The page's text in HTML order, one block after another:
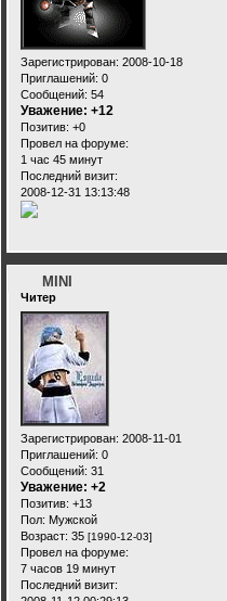
Зарегистрирован: 2008-10-18
Приглашений: 0
Сообщений: 54
Уважение: +12
Позитив: +0
Провел на форуме:
1 час 45 минут
Последний визит:
2008-12-31 13:13:48
MINI
Читер
Зарегистрирован: 2008-11-01
Приглашений: 0
Сообщений: 31
Уважение: +2
Позитив: +13
Пол: Мужской
Возраст: 35 [1990-12-03]
Провел на форуме:
7 часов 19 минут
Последний визит: